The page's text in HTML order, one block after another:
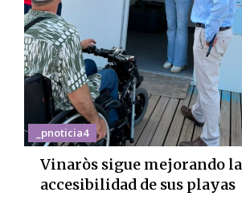
_pnoticia4
Vinaròs sigue mejorando la
accesibilidad de sus playas